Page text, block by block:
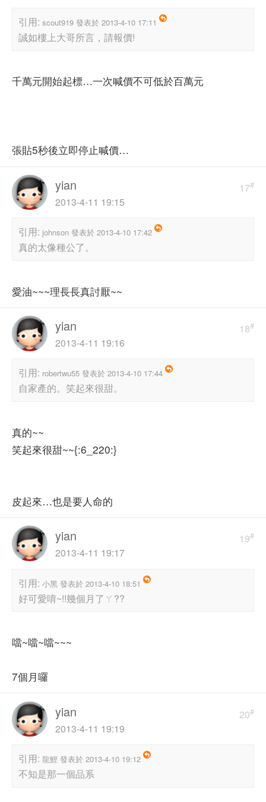
引用: scout919 發表於 2013-4-10 17:11
誠如樓上大哥所言，請報價!
千萬元開始起標…一次喊價不可低於百萬元
張貼5秒後立即停止喊價…
17#
yian
2013-4-11 19:15
引用: johnson 發表於 2013-4-10 17:42
真的太像種公了。
愛油~~~理長長真討厭~~
18#
yian
2013-4-11 19:16
引用: robertwu55 發表於 2013-4-10 17:44
自家產的。笑起來很甜。
真的~~
笑起來很甜~~{:6_220:}
皮起來…也是要人命的
19#
yian
2013-4-11 19:17
引用: 小黑 發表於 2013-4-10 18:51
好可愛唷~!!幾個月了ㄚ??
噹~噹~噹~~~
7個月囉
20#
yian
2013-4-11 19:19
引用: 龍鯉 發表於 2013-4-10 19:12
不知是那一個品系